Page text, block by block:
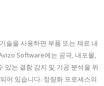
술을 사용하면 부품 또는 재료 내
Software에는 공극, 내포물,
있는 결함 감지 및 기공 분석을 위
어 있습니다. 정량화 프로세스의